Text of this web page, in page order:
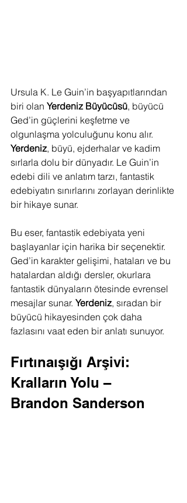
Ursula K. Le Guin’in başyapıtlarından
biri olan Yerdeniz Büyücüsü, büyücü
Ged’in güçlerini keşfetme ve
olgunlaşma yolculuğunu konu alır.
Yerdeniz, büyü, ejderhalar ve kadim
sırlarla dolu bir dünyadır. Le Guin’in
edebi dili ve anlatım tarzı, fantastik
edebiyatın sınırlarını zorlayan derinlikte
bir hikaye sunar.
Bu eser, fantastik edebiyata yeni
başlayanlar için harika bir seçenektir.
Ged’in karakter gelişimi, hataları ve bu
hatalardan aldığı dersler, okurlara
fantastik dünyaların ötesinde evrensel
mesajlar sunar. Yerdeniz, sıradan bir
büyücü hikayesinden çok daha
fazlasını vaat eden bir anlatı sunuyor.
Fırtınaışığı Arşivi:
Kralların Yolu –
Brandon Sanderson